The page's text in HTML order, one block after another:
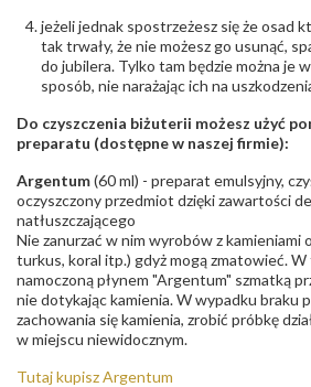
jeżeli jednak spostrzeżesz się że osad
tak trwały, że nie możesz go usunąć,
do jubilera. Tylko tam będzie można je
sposób, nie narażając ich na
Do czyszczenia biżuterii możesz użyć
preparatu (dostępne w naszej firmie):
Argentum(60 ml) - preparat emulsyjny,
oczyszczony przedmiot dzięki zawartości
natłuszczającego
Nie zanurzać w nim wyrobów z kamieniami
turkus, koral itp.) gdyż mogą zmatowieć.
namoczoną płynem "Argentum" szmatką
nie dotykając kamienia. W wypadku braku
zachowania się kamienia, zrobić próbkę
w miejscu niewidocznym.
Tutaj kupisz Argentum